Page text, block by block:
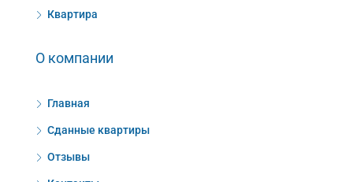
Квартира
О компании
Главная
Сданные квартиры
Отзывы